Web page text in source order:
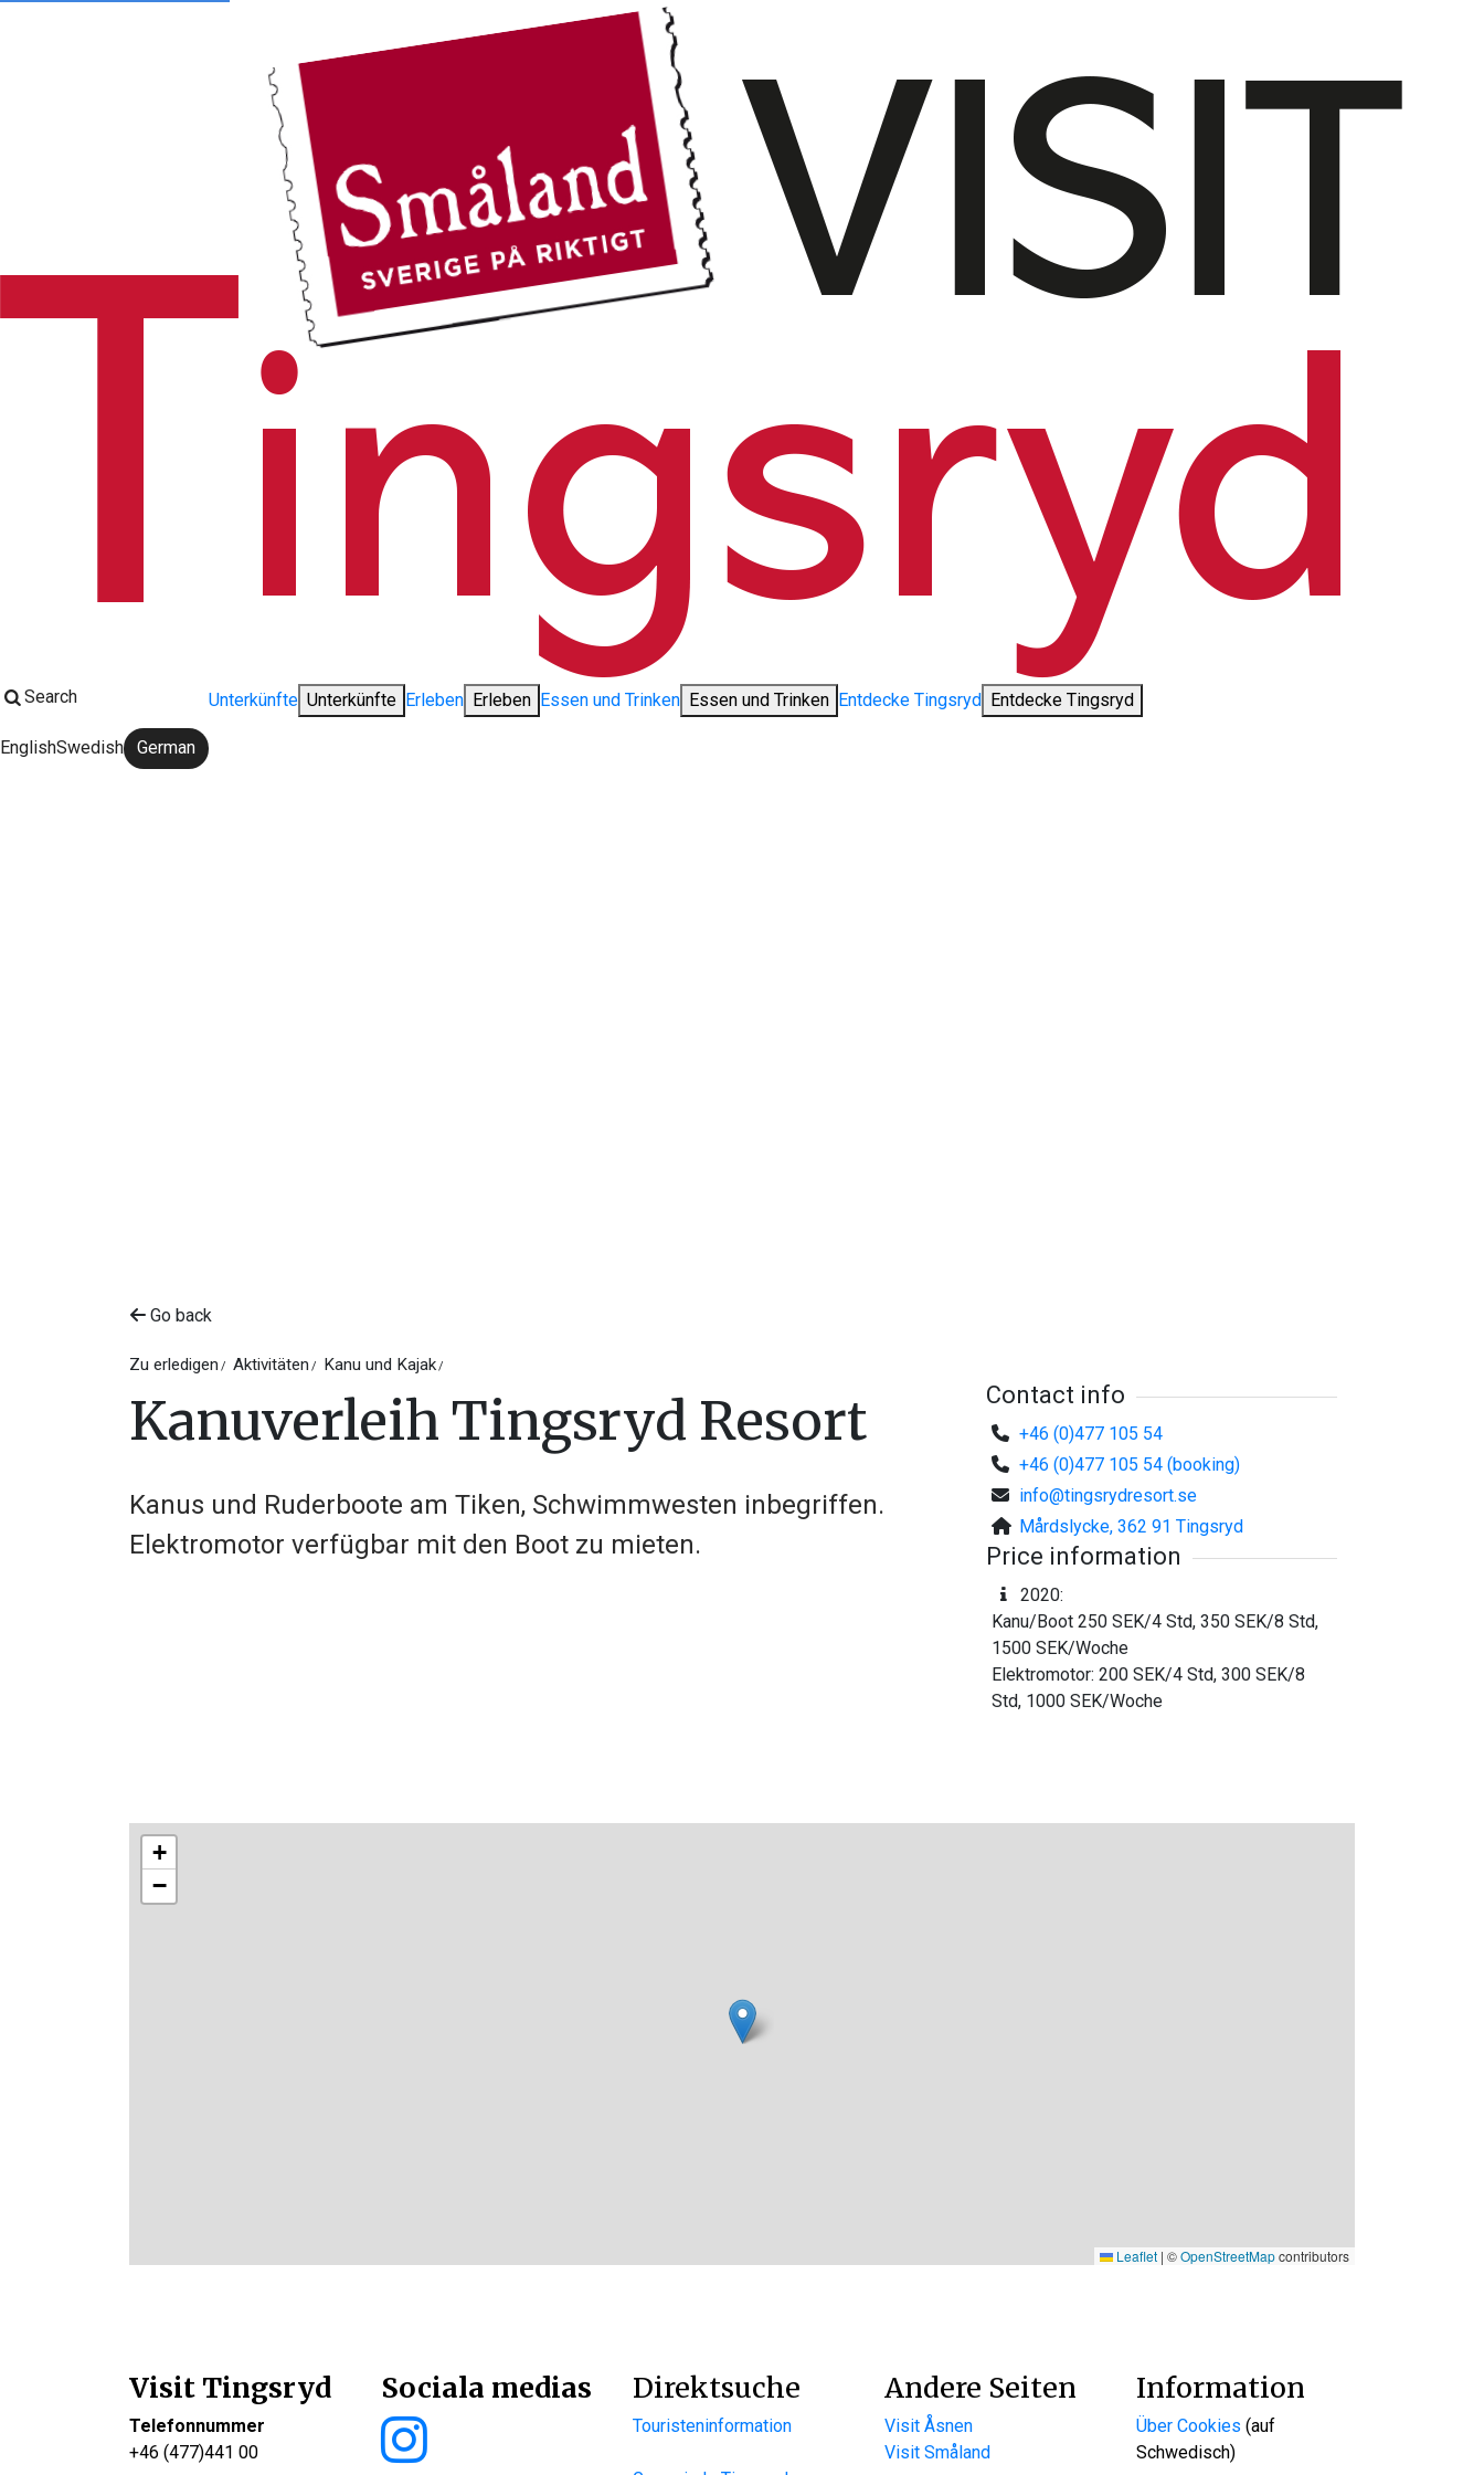
Search
Change language:
EnglishSwedish German
Unterkünfte Unterkünfte Erleben Erleben Essen und Trinken Essen und Trinken Entdecke Tingsryd Entdecke Tingsryd
Go back
Zu erledigen Aktivitäten Kanu und Kajak
Kanuverleih Tingsryd Resort
Kanus und Ruderboote am Tiken, Schwimmwesten inbegriffen.
Elektromotor verfügbar mit den Boot zu mieten.
Contact info
+46 (0)477 105 54
+46 (0)477 105 54 (booking)
info@tingsrydresort.se
Mårdslycke, 362 91 Tingsryd
Price information
2020:
Kanu/Boot 250 SEK/4 Std, 350 SEK/8 Std,
1500 SEK/Woche
Elektromotor: 200 SEK/4 Std, 300 SEK/8
Std, 1000 SEK/Woche
+
−
Leaflet | ©OpenStreetMapcontributors
Visit Tingsryd
Telefonnummer
+46 (477)441 00
Sociala medias Direktsuche
Touristeninformation
Andere Seiten
Visit Åsnen
Visit Småland
Information
Über Cookies (auf
Schwedisch)